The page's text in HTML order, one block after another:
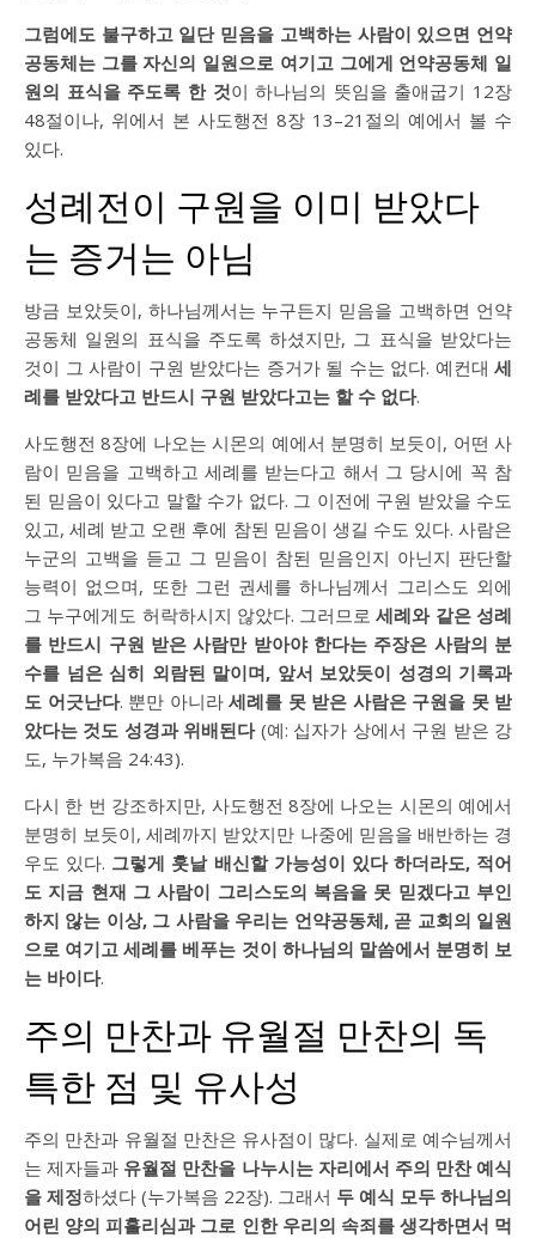
그럼에도 불구하고 일단 믿음을 고백하는 사람이 있으면 언약
공동체는 그를 자신의 일원으로 여기고 그에게 언약공동체 일
원의 표식을 주도록 한 것이 하나님의 뜻임을 출애굽기 12장
48절이나, 위에서 본 사도행전 8장 13–21절의 예에서 볼 수
있다.
성례전이 구원을 이미 받았다
는 증거는 아님
방금 보았듯이, 하나님께서는 누구든지 믿음을 고백하면 언약
공동체 일원의 표식을 주도록 하셨지만, 그 표식을 받았다는
것이 그 사람이 구원 받았다는 증거가 될 수는 없다. 예컨대 세
례를 받았다고 반드시 구원 받았다고는 할 수 없다.
사도행전 8장에 나오는 시몬의 예에서 분명히 보듯이, 어떤 사
람이 믿음을 고백하고 세례를 받는다고 해서 그 당시에 꼭 참
된 믿음이 있다고 말할 수가 없다. 그 이전에 구원 받았을 수도
있고, 세례 받고 오랜 후에 참된 믿음이 생길 수도 있다. 사람은
누군의 고백을 듣고 그 믿음이 참된 믿음인지 아닌지 판단할
능력이 없으며, 또한 그런 권세를 하나님께서 그리스도 외에
그 누구에게도 허락하시지 않았다. 그러므로세례와 같은 성례
를 반드시 구원 받은 사람만 받아야 한다는 주장은 사람의 분
수를 넘은 심히 외람된 말이며, 앞서 보았듯이 성경의 기록과
도 어긋난다. 뿐만 아니라 세례를 못 받은 사람은 구원을 못 받
았다는 것도 성경과 위배된다(예: 십자가 상에서 구원 받은 강
도, 누가복음 24:43).
다시 한 번 강조하지만, 사도행전 8장에 나오는 시몬의 예에서
분명히 보듯이, 세례까지 받았지만 나중에 믿음을 배반하는 경
우도 있다. 그렇게 훗날 배신할 가능성이 있다 하더라도, 적어
도 지금 현재 그 사람이 그리스도의 복음을 못 믿겠다고 부인
하지 않는 이상, 그 사람을 우리는 언약공동체, 곧 교회의 일원
으로 여기고 세례를 베푸는 것이 하나님의 말씀에서 분명히 보
는 바이다.
주의 만찬과 유월절 만찬의 독
특한 점 및 유사성
주의 만찬과 유월절 만찬은 유사점이 많다. 실제로 예수님께서
는 제자들과 유월절 만찬을 나누시는 자리에서 주의 만찬 예식
을 제정하셨다 (누가복음 22장). 그래서 두 예식 모두 하나님의
어린 양의 피흘리심과 그로 인한 우리의 속죄를 생각하면서 먹